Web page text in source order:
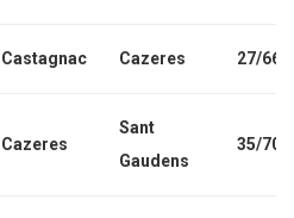
Castagnac Cazeres 27/665
Cazeres
Sant
Gaudens
35/700